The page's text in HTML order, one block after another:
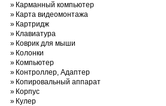
» Карманный компьютер
» Карта видеомонтажа
» Картридж
» Клавиатура
» Коврик для мыши
» Колонки
» Компьютер
» Контроллер, Адаптер
» Копировальный аппарат
» Корпус
» Кулер